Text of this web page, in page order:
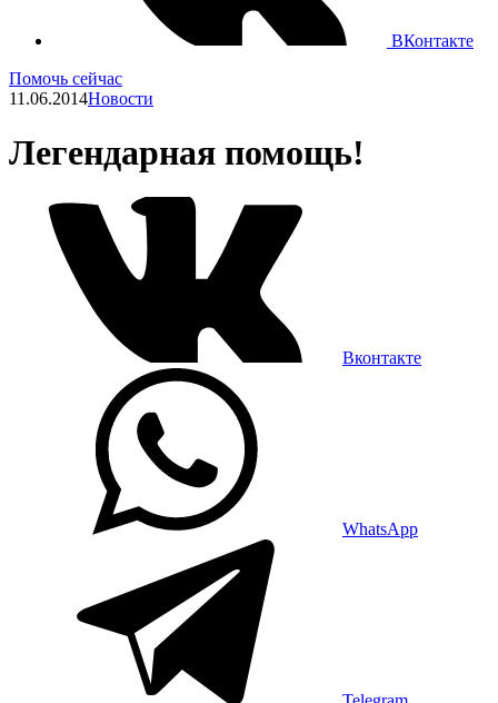
ВКонтакте
Помочь сейчас
11.06.2014Новости
Легендарная помощь!
Вконтакте
WhatsApp